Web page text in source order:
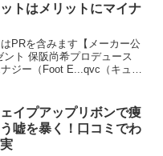
トはメリットにマイナ
PRを含みます【メーカー公
ント 保阪尚希プロデュース
ナジー（Foot E...qvc（キュウ
ットエナジー。mtgのフッ...
イプアップリボンで痩
嘘を暴く！口コミでわ